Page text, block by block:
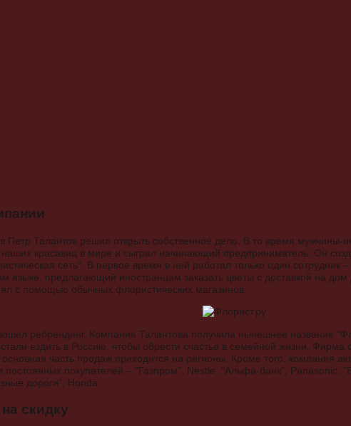
Петр Талантов решил открыть собственное дело. В то время мужчины-
красавиц в мире и сыграл начинающий предприниматель. Он
сеть". В первое время в ней работал только один сотрудник
языке, предлагающий иностранцам заказать цветы с доставкой на
с помощью обычных флористических магазинов.
ребрендинг. Компания Талантова получила нынешнее название
ездить в Россию, чтобы обрести счастье в семейной жизни. Фирма
часть продаж приходится на регионы. Кроме того, компания
постоянных покупателей – "Газпром", Nestle, "Альфа-банк", Panasonic,
дороги", Honda.
скидку